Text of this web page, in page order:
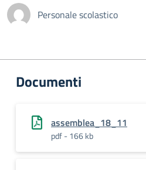
Personale scolastico
Documenti
assemblea_18_11
pdf - 166 kb